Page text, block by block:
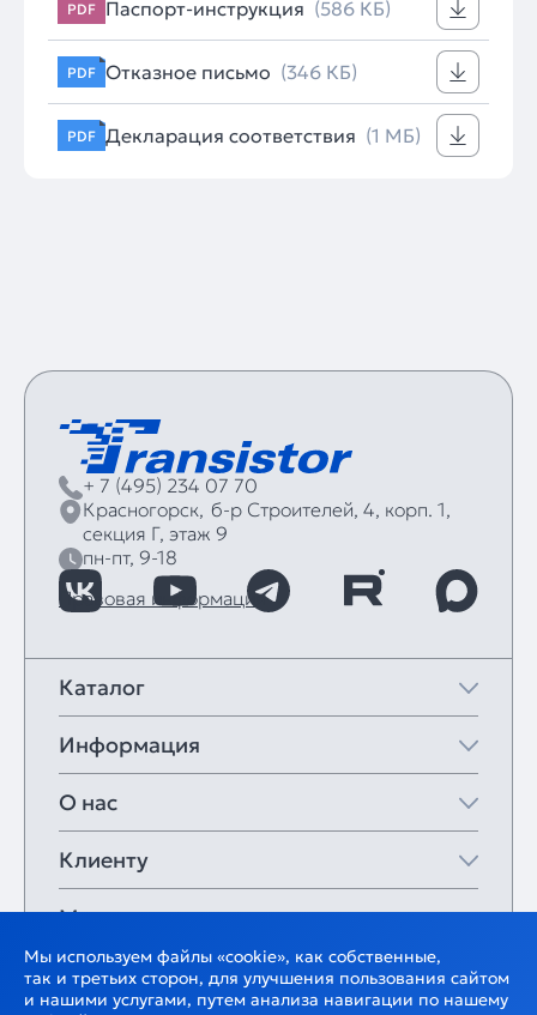
PDF Паспорт-инструкция (586 КБ)
PDF Отказное письмо (346 КБ)
PDF Декларация соответствия (1 МБ)
+ 7 (495) 234 07 70
Красногорск, б‑р Строителей, 4, корп. 1,
секция Г, этаж 9
пн-пт, 9-18
Правовая информация
Каталог
Информация
О нас
Клиенту
Мои закладки
Мы используем файлы «cookie», как собственные,
так и третьих сторон, для улучшения пользования сайтом
и нашими услугами, путем анализа навигации по нашему